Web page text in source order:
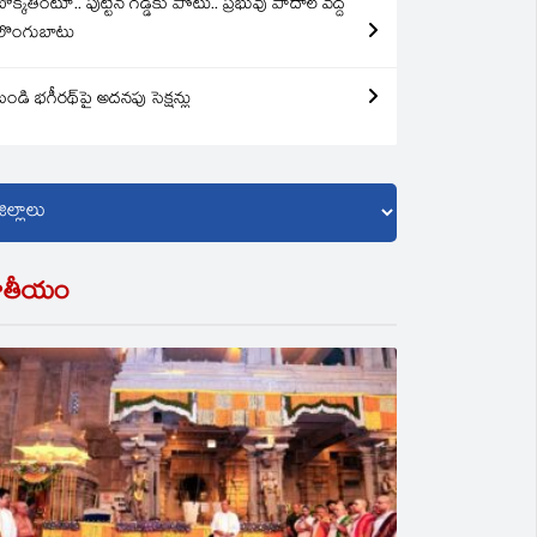
పుట్టిన గడ్డకు పోటు.. ప్రభువు పాదాల వద్ద
భగీరథ్‌పై అదనపు సెక్షన్లు